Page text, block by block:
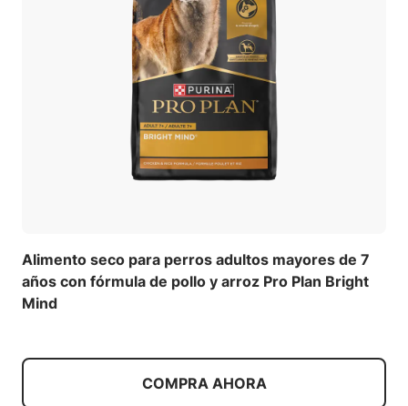
Alimento seco para perros adultos mayores de 7
años con fórmula de pollo y arroz Pro Plan Bright
Mind
COMPRA AHORA